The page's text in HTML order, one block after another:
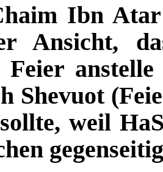
Ibn
Ansicht,
Feier
Shevuot
weil